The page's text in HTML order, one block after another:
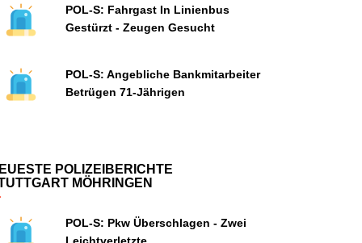
POL-S: Fahrgast In Linienbus
Gestürzt - Zeugen Gesucht
POL-S: Angebliche Bankmitarbeiter
Betrügen 71-Jährigen
POLIZEIBERICHTE
MÖHRINGEN
POL-S: Pkw Überschlagen - Zwei